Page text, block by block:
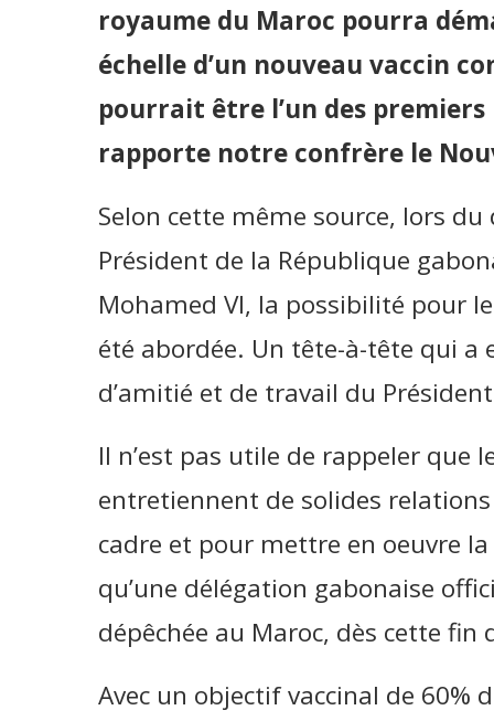
royaume du Maroc pourra
échelle d’un nouveau vaccin
pourrait être l’un des
rapporte notre confrère le
Selon cette même source, lors
Président de la République
Mohamed VI, la possibilité pour
été abordée. Un tête-à-tête qui a
d’amitié et de travail du
Il n’est pas utile de rappeler que
entretiennent de solides
cadre et pour mettre en oeuvre
qu’une délégation gabonaise
dépêchée au Maroc, dès cette
Avec un objectif vaccinal de 60%